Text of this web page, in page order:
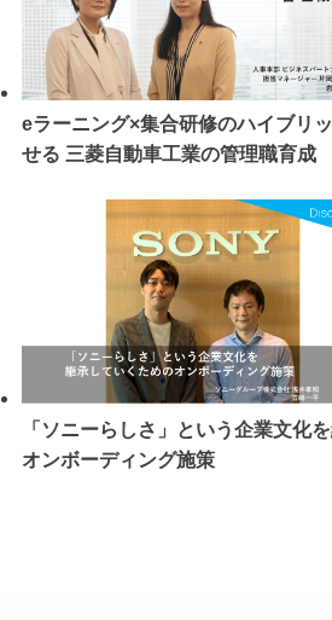
eラーニング×集合研修のハイブリ
せる 三菱自動車工業の管理職育成
「ソニーらしさ」という企業文化
オンボーディング施策